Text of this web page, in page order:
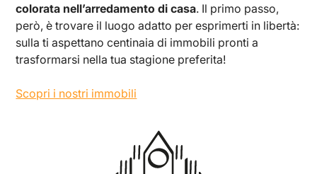
colorata nell’arredamento di casa. Il primo passo,
però, è trovare il luogo adatto per esprimerti in libertà:
sulla ti aspettano centinaia di immobili pronti a
trasformarsi nella tua stagione preferita!
Scopri i nostri immobili